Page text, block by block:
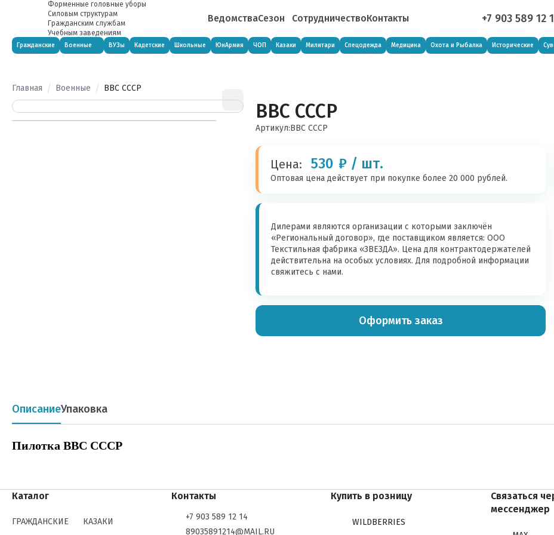
Форменные головные уборы
Силовым структурам
Гражданским службам
Учебным заведениям
ВедомстваСезон СотрудничествоКонтакты +7 903 589 12
Гражданские Военные ВУЗы Кадетские Школьные ЮнАрмия ЧОП Казаки Милитари Спецодежда Медицина Охота и Рыбалка Исторические
Главная Военные ВВС СССР
ВВС СССР
Артикул:ВВС СССР
Цена: 530 ₽ / шт.
Оптовая цена действует при покупке более 20 000 рублей.
Дилерами являются организации с которыми заключён
«Региональный договор», где поставщиком является: ООО
Текстильная фабрика «ЗВЕЗДА». Цена для контрактодержателей
действительна на особых условиях. Для подробной информации
свяжитесь с нами.
Оформить заказ
ОписаниеУпаковка
Пилотка ВВС СССР
Каталог
ГРАЖДАНСКИЕ КАЗАКИ
Контакты
+7 903 589 12 14
89035891214@MAIL.RU
Купить в розницу
WILDBERRIES
Связаться
мессенджер